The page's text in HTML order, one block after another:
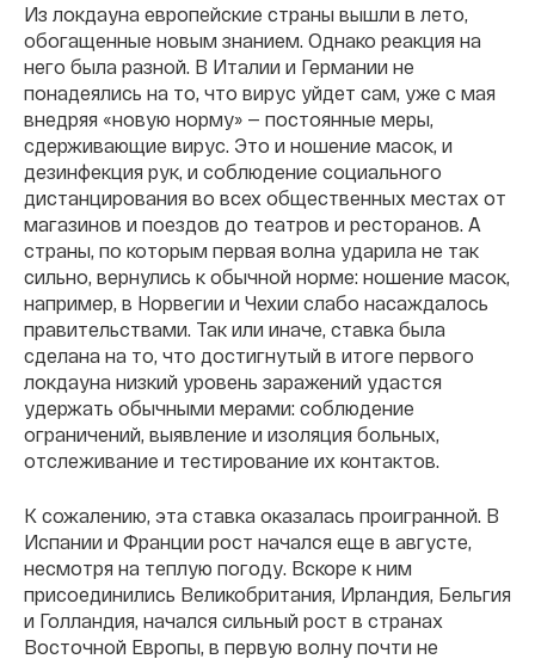
Из локдауна европейские страны вышли в лето,
обогащенные новым знанием. Однако реакция на
него была разной. В Италии и Германии не
понадеялись на то, что вирус уйдет сам, уже с мая
внедряя «новую норму» — постоянные меры,
сдерживающие вирус. Это и ношение масок, и
дезинфекция рук, и соблюдение социального
дистанцирования во всех общественных местах от
магазинов и поездов до театров и ресторанов. А
страны, по которым первая волна ударила не так
сильно, вернулись к обычной норме: ношение масок,
например, в Норвегии и Чехии слабо насаждалось
правительствами. Так или иначе, ставка была
сделана на то, что достигнутый в итоге первого
локдауна низкий уровень заражений удастся
удержать обычными мерами: соблюдение
ограничений, выявление и изоляция больных,
отслеживание и тестирование их контактов.
К сожалению, эта ставка оказалась проигранной. В
Испании и Франции рост начался еще в августе,
несмотря на теплую погоду. Вскоре к ним
присоединились Великобритания, Ирландия, Бельгия
и Голландия, начался сильный рост в странах
Восточной Европы, в первую волну почти не